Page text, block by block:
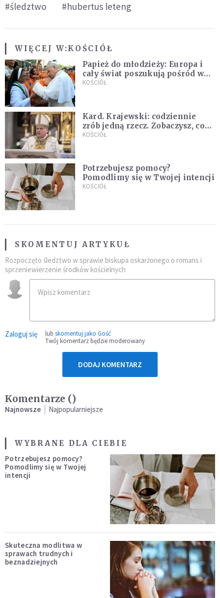
#śledztwo
#hubertus leteng
WIĘCEJ W:KOŚCIÓŁ
Papież do młodzieży: Europa i
cały świat poszukują pośród was
nowych świętych
KOŚCIÓŁ
Kard. Krajewski: codziennie
zrób jedną rzecz. Zobaczysz, co
stanie się z twoim życiem
KOŚCIÓŁ
Potrzebujesz pomocy?
Pomodlimy się w Twojej intencji
KOŚCIÓŁ
SKOMENTUJ ARTYKUŁ
Rozpoczęto śledztwo w sprawie biskupa oskarżonego o romans i
sprzeniewierzenie środków kościelnych
Zaloguj się lub skomentuj jako Gość
Twój komentarz będzie moderowany
DODAJ KOMENTARZ
Komentarze ()
Najnowsze Najpopularniejsze
WYBRANE DLA CIEBIE
Potrzebujesz pomocy?
Pomodlimy się w Twojej
intencji
Skuteczna modlitwa w
sprawach trudnych i
beznadziejnych